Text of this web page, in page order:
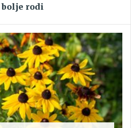
bolje rodi